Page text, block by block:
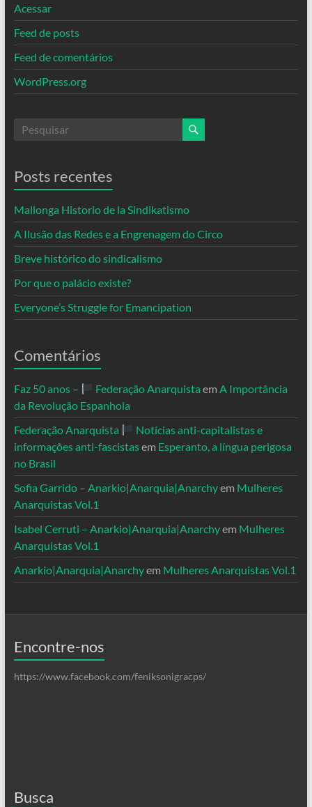
Acessar
Feed de posts
Feed de comentários
WordPress.org
Posts recentes
Mallonga Historio de la Sindikatismo
A Ilusão das Redes e a Engrenagem do Circo
Breve histórico do sindicalismo
Por que o palácio existe?
Everyone’s Struggle for Emancipation
Comentários
Faz 50 anos – Federação Anarquista em A Importância
da Revolução Espanhola
Federação Anarquista
Notícias anti-capitalistas e
informações anti-fascistasem Esperanto, a língua perigosa
no Brasil
Sofia Garrido – Anarkio|Anarquia|Anarchyem Mulheres
Anarquistas Vol.1
Isabel Cerruti – Anarkio|Anarquia|Anarchyem Mulheres
Anarquistas Vol.1
Anarkio|Anarquia|Anarchyem Mulheres Anarquistas Vol.1
Encontre-nos
https://www.facebook.com/feniksonigracps/
Busca